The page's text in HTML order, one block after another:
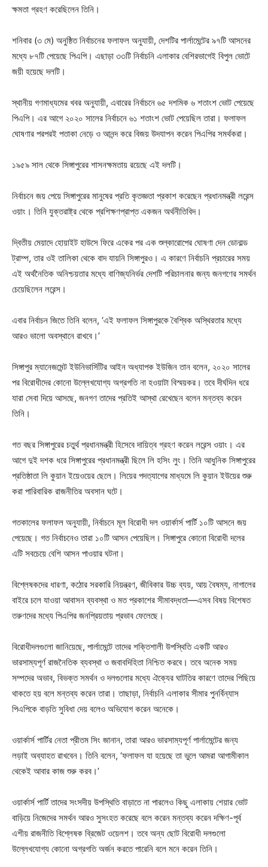
ক্ষমতা গ্রহণ করেছিলেন তিনি।
শনিবার (৩ মে) অনুষ্ঠিত নির্বাচনের ফলাফল অনুযায়ী, দেশটির পার্লামেন্টের ৯৭টি আসনের
মধ্যে ৮৭টি পেয়েছে পিএপি। এছাড়া ৩৩টি নির্বাচনি এলাকার বেশিরভাগেই বিপুল ভোটে
জয়ী হয়েছে দলটি।
স্থানীয় গণমাধ্যমের খবর অনুযায়ী, এবারের নির্বাচনে ৬৫ দশমিক ৬ শতাংশ ভোট পেয়েছে
পিএপি। এর আগে ২০২০ সালের নির্বাচনে ৬১ শতাংশ ভোট পেয়েছিল তারা। ফলাফল
ঘোষণার পরপরই পতাকা নেড়ে ও আনন্দ করে বিজয় উদযাপন করেন পিএপির সমর্থকরা।
১৯৫৯ সাল থেকে সিঙ্গাপুরের শাসনক্ষমতায় রয়েছে এই দলটি।
নির্বাচনে জয় পেয়ে সিঙ্গাপুরের মানুষের প্রতি কৃতজ্ঞতা প্রকাশ করেছেন প্রধানমন্ত্রী লরেন্স
ওয়াং। তিনি যুক্তরাষ্ট্র থেকে প্রশিক্ষণপ্রাপ্ত একজন অর্থনীতিবিদ।
দ্বিতীয় মেয়াদে হোয়াইট হাউসে ফিরে একের পর এক শুল্কারোপের ঘোষণা দেন ডোনাল্ড
ট্রাম্প, তার ওই তালিকা থেকে বাদ যায়নি সিঙ্গাপুরও। এ কারণে নির্বাচনি প্রচারের সময়
এই অর্থনৈতিক অনিশ্চয়তার মধ্যে বাণিজ্যনির্ভর দেশটি পরিচালনার জন্য জনগণের সমর্থন
চেয়েছিলেন লরেন্স।
এবার নির্বাচন জিতে তিনি বলেন, ‘এই ফলাফল সিঙ্গাপুরকে বৈশ্বিক অস্থিরতার মধ্যে
আরও ভালো অবস্থানে রাখবে।’
সিঙ্গাপুর ম্যানেজমেন্ট ইউনিভার্সিটির আইন অধ্যাপক ইউজিন তান বলেন, ২০২০ সালের
পর বিরোধীদের কোনো উল্লেখযোগ্য অগ্রগতি না হওয়াটা বিস্ময়কর। তবে দীর্ঘদিন ধরে
যারা সেবা দিয়ে আসছে, জনগণ তাদের প্রতিই আস্থা রেখেছেন বলেন মন্তব্য করেন
তিনি।
গত বছর সিঙ্গাপুরের চতুর্থ প্রধানমন্ত্রী হিসেবে দায়িত্ব গ্রহণ করেন লরেন্স ওয়াং। এর
আগে দুই দশক ধরে সিঙ্গাপুরের প্রধানমন্ত্রী ছিলে লি হসিং লুং। তিনি আধুনিক সিঙ্গাপুরের
প্রতিষ্ঠাতা লি কুয়ান ইয়েওয়ের ছেলে। লিয়ের পদত্যাগের মাধ্যমে লি কুয়ান ইউয়ের শুরু
করা পারিবারিক রাজনীতির অবসান ঘটে।
গতকালের ফলাফল অনুযায়ী, নির্বাচনে মূল বিরোধী দল ওয়ার্কার্স পার্টি ১০টি আসনে জয়
পেয়েছে। গত নির্বাচনেও তারা ১০টি আসন পেয়েছিল। সিঙ্গাপুরে কোনো বিরোধী দলের
এটি সবচেয়ে বেশি আসন পাওয়ার ঘটনা।
বিশ্লেষকদের ধারণা, কঠোর সরকারি নিয়ন্ত্রণ, জীবিকার উচ্চ ব্যয়, আয় বৈষম্য, নাগালের
বাইরে চলে যাওয়া আবাসন ব্যবস্থা ও মত প্রকাশের সীমাবদ্ধতা—এসব বিষয় বিশেষত
তরুণদের মধ্যে পিএপির জনপ্রিয়তায় প্রভাব ফেলেছে।
বিরোধীদলগুলো জানিয়েছে, পার্লামেন্টে তাদের শক্তিশালী উপস্থিতি একটি আরও
ভারসাম্যপূর্ণ রাজনৈতিক ব্যবস্থা ও জবাবদিহিতা নিশ্চিত করবে। তবে অনেক সময়
সম্পদের অভাব, বিভক্ত সমর্থন ও দলগুলোর মধ্যে ঐক্যের ঘাটতির কারণে তাদের পিছিয়ে
থাকতে হয় বলে মন্তব্য করেন তারা। তাছাড়া, নির্বাচনি এলাকার সীমার পুনর্বিন্যাস
পিএপিকে বাড়তি সুবিধা দেয় বলেও অভিযোগ করেন অনেকে।
ওয়ার্কার্স পার্টির নেতা প্রীতম সিং জানান, তারা আরও ভারসাম্যপূর্ণ পার্লামেন্টের জন্য
লড়াই অব্যাহত রাখবেন। তিনি বলেন, ‘ফলাফল যা হয়েছে তা ভুলে আমরা আগামীকাল
থেকেই আবার কাজ শুরু করব।’
ওয়ার্কার্স পার্টি তাদের সংসদীয় উপস্থিতি বাড়াতে না পারলেও কিছু এলাকায় শেয়ার ভোট
বাড়িয়ে নিজেদের সমর্থন আরও সুসংহত করেছে বলে করেন মন্তব্য করেন দক্ষিণ-পূর্ব
এশীয় রাজনীতি বিশ্লেষক ব্রিজেট ওয়েলশ। তবে অন্য ছোট বিরোধী দলগুলো
উল্লেখযোগ্য কোনো অগ্রগতি অর্জন করতে পারেনি বলে মনে করেন তিনি।